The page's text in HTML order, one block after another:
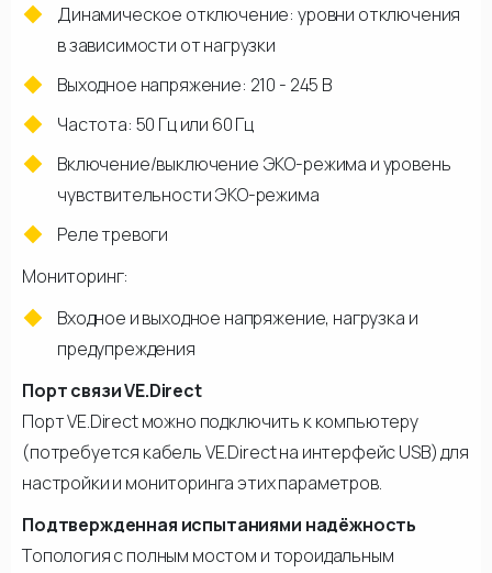
Динамическое отключение: уровни отключения
в зависимости от нагрузки
Выходное напряжение: 210 - 245 В
Частота: 50 Гц или 60 Гц
Включение/выключение ЭКО-режима и уровень
чувствительности ЭКО-режима
Реле тревоги
Мониторинг:
Входное и выходное напряжение, нагрузка и
предупреждения
Порт связи VE.Direct
Порт VE.Direct можно подключить к компьютеру
(потребуется кабель VE.Direct на интерфейс USB) для
настройки и мониторинга этих параметров.
Подтвержденная испытаниями надёжность
Топология с полным мостом и тороидальным